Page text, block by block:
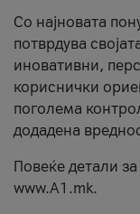
Со најновата
потврдува
иновативни,
кориснички
поголема
додадена
Повеќе детали
www.А1.mk.